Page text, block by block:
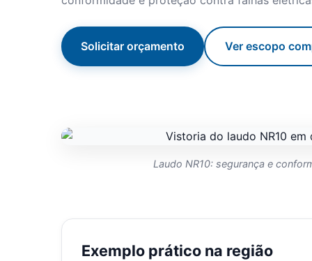
Solicitar orçamento Ver escopo
Laudo NR10: segurança e
Exemplo prático na região